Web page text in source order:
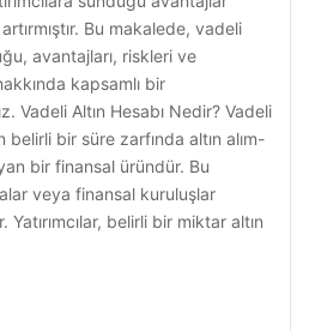
Bu makalede, vadeli
avantajları, riskleri ve
kapsamlı bir
Vadeli Altın Hesabı Nedir? Vadeli
belirli bir süre zarfında altın alım-
bir finansal üründür. Bu
veya finansal kuruluşlar
belirli bir miktar altın